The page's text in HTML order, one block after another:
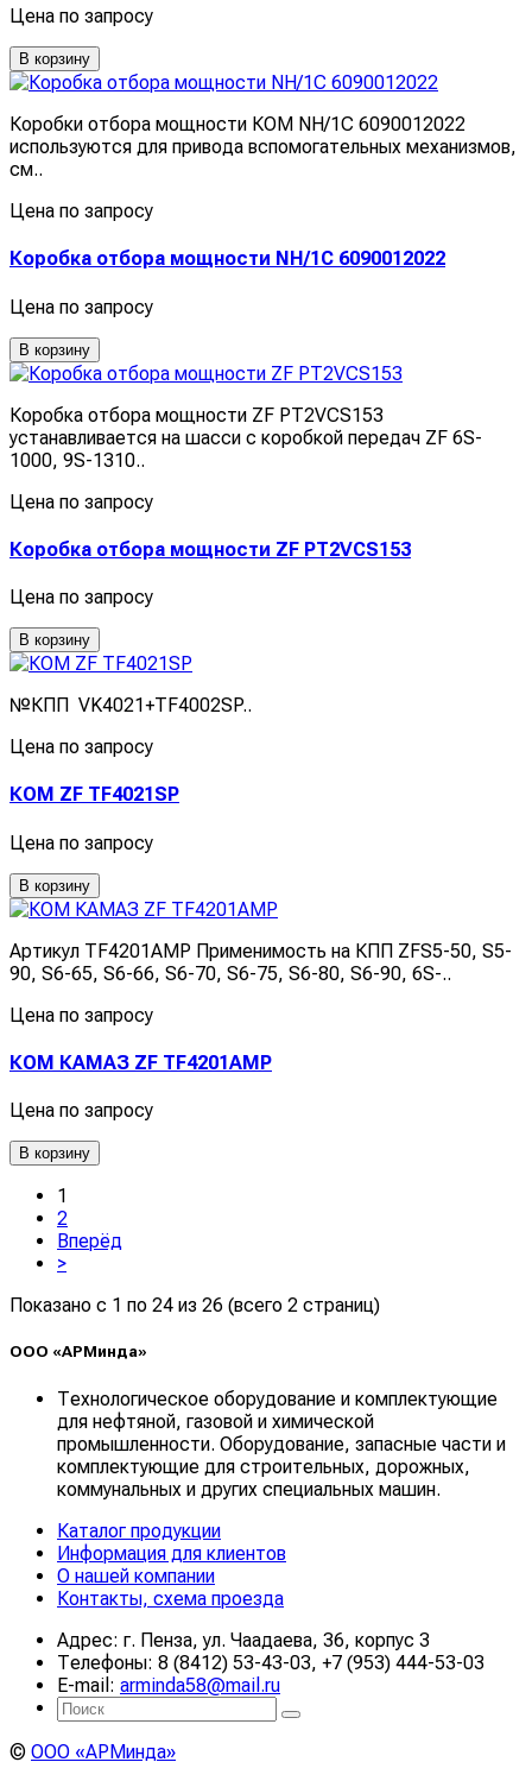
Цена по запросу
В корзину
Коробки отбора мощности КОМ NH/1C 6090012022
используются для привода вспомогательных механизмов,
см..
Цена по запросу
Коробка отбора мощности NH/1C 6090012022
Цена по запросу
В корзину
Коробка отбора мощности ZF PT2VCS153
устанавливается на шасси с коробкой передач ZF 6S-
1000, 9S-1310..
Цена по запросу
Коробка отбора мощности ZF PT2VCS153
Цена по запросу
В корзину
№КПП VK4021+TF4002SP..
Цена по запросу
КОМ ZF TF4021SP
Цена по запросу
В корзину
Артикул TF4201AMP Применимость на КПП ZFS5-50, S5-
90, S6-65, S6-66, S6-70, S6-75, S6-80, S6-90, 6S-..
Цена по запросу
КОМ КАМАЗ ZF TF4201AMP
Цена по запросу
В корзину
1
2
Вперёд
>
Показано с 1 по 24 из 26 (всего 2 страниц)
ООО «АРМинда»
Технологическое оборудование и комплектующие
для нефтяной, газовой и химической
промышленности. Оборудование, запасные части и
комплектующие для строительных, дорожных,
коммунальных и других специальных машин.
Каталог продукции
Информация для клиентов
О нашей компании
Контакты, схема проезда
Адрес: г. Пенза, ул. Чаадаева, 36, корпус 3
Телефоны: 8 (8412) 53-43-03, +7 (953) 444-53-03
E-mail: arminda58@mail.ru
© ООО «АРМинда»